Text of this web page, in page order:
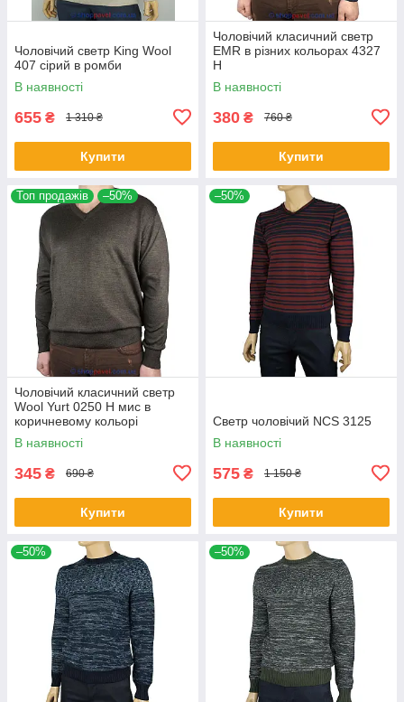
Чоловічий светр King Wool
407 сірий в ромби
В наявності
655 ₴ 1 310 ₴
Купити
Чоловічий класичний светр
EMR в різних кольорах 4327
Н
В наявності
380 ₴ 760 ₴
Купити
Топ продажів –50%
Чоловічий класичний светр
Wool Yurt 0250 Н мис в
коричневому кольорі
В наявності
345 ₴ 690 ₴
Купити
–50%
Светр чоловічий NCS 3125
В наявності
575 ₴ 1 150 ₴
Купити
–50% –50%